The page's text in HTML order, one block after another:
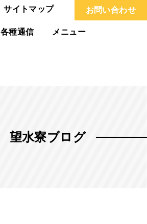
サイトマップ お問い合わせ
各種通信 メニュー
望水寮ブログ